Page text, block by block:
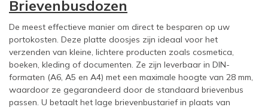
Brievenbusdozen
De meest effectieve manier om direct te besparen op uw
portokosten. Deze platte doosjes zijn ideaal voor het
verzenden van kleine, lichtere producten zoals cosmetica,
boeken, kleding of documenten. Ze zijn leverbaar in DIN-
formaten (A6, A5 en A4) met een maximale hoogte van 28 mm,
waardoor ze gegarandeerd door de standaard brievenbus
passen. U betaalt het lage brievenbustarief in plaats van